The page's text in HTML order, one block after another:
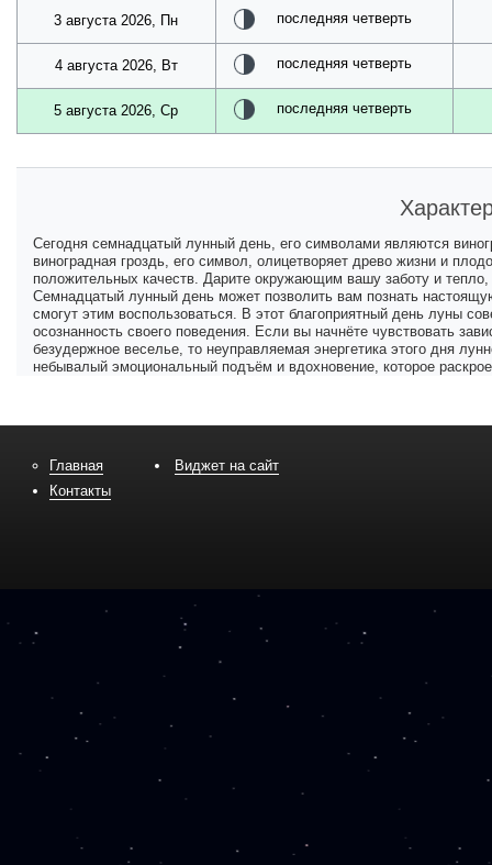
3 августа 2026, Пн последняя четверть
4 августа 2026, Вт последняя четверть
5 августа 2026, Ср последняя четверть
Сегодня семнадцатый лунный день, его символами являются
виноградная гроздь, его символ, олицетворяет древо жизни и
положительных качеств. Дарите окружающим вашу заботу и
Семнадцатый лунный день может позволить вам познать
смогут этим воспользоваться. В этот благоприятный день луны
осознанность своего поведения. Если вы начнёте чувствовать
безудержное веселье, то неуправляемая энергетика этого дня
небывалый эмоциональный подъём и вдохновение, которое
Главная
Контакты
Виджет на сайт